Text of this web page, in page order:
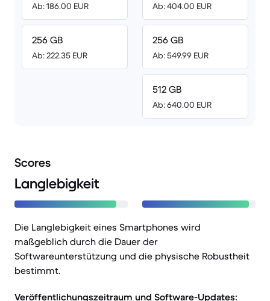
Ab: 186.00 EUR
256 GB
Ab: 222.35 EUR
Ab: 404.00 EUR
256 GB
Ab: 549.99 EUR
512 GB
Ab: 640.00 EUR
Scores
Langlebigkeit
Die Langlebigkeit eines Smartphones wird
maßgeblich durch die Dauer der
Softwareunterstützung und die physische Robustheit
bestimmt.
Veröffentlichungszeitraum und Software-Updates: